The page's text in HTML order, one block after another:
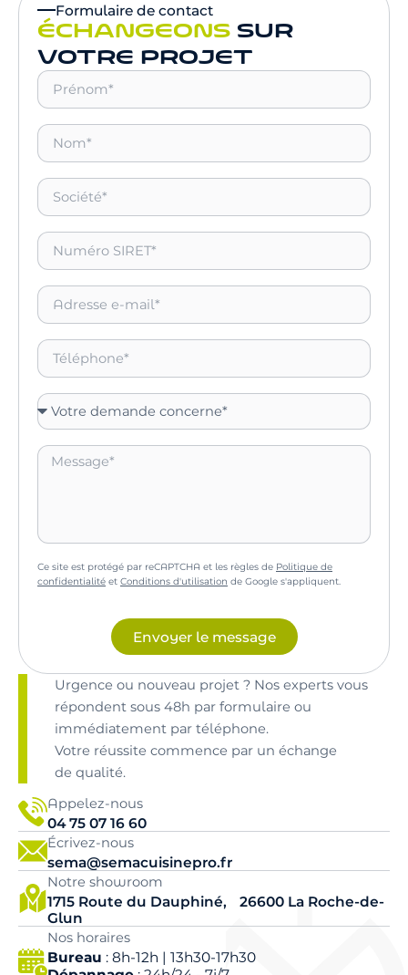
Formulaire de contact
ÉCHANGEONS SUR
VOTRE PROJET
Ce site est protégé par reCAPTCHA et les règles de Politique de
confidentialité et Conditions d'utilisation de Google s'appliquent.
Envoyer le message
Urgence ou nouveau projet ? Nos experts vous
répondent sous 48h par formulaire ou
immédiatement par téléphone.
Votre réussite commence par un échange
de qualité.
Appelez-nous
04 75 07 16 60
Écrivez-nous
sema@semacuisinepro.fr
Notre showroom
1715 Route du Dauphiné, 26600 La Roche-de-
Glun
Nos horaires
Bureau : 8h-12h | 13h30-17h30